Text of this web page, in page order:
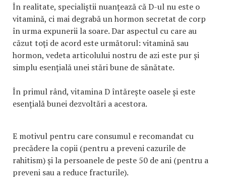
În realitate, specialiștii nuanțează că D-ul nu este o
vitamină, ci mai degrabă un hormon secretat de corp
în urma expunerii la soare. Dar aspectul cu care au
căzut toți de acord este următorul: vitamină sau
hormon, vedeta articolului nostru de azi este pur și
simplu esențială unei stări bune de sănătate.
În primul rând, vitamina D întărește oasele și este
esențială bunei dezvoltări a acestora.
E motivul pentru care consumul e recomandat cu
precădere la copii (pentru a preveni cazurile de
rahitism) și la persoanele de peste 50 de ani (pentru a
preveni sau a reduce fracturile).